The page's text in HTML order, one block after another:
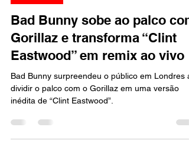
NOTÍCIAS
Bad Bunny sobe ao palco com
Gorillaz e transforma “Clint
Eastwood” em remix ao vivo
Bad Bunny surpreendeu o público em Londres
inédita de “Clint Eastwood”.